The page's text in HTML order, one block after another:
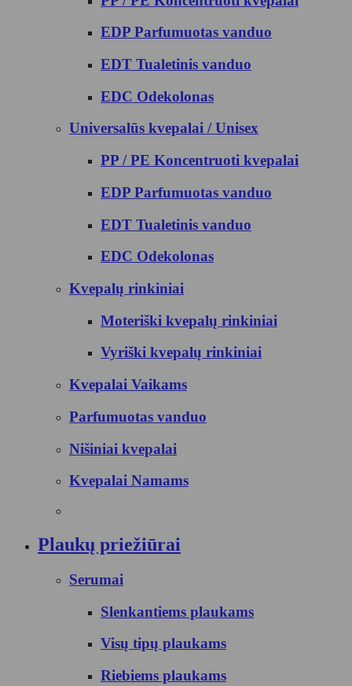
EDP Parfumuotas vanduo
EDT Tualetinis vanduo
EDC Odekolonas
Universalūs kvepalai / Unisex
PP / PE Koncentruoti kvepalai
EDP Parfumuotas vanduo
EDT Tualetinis vanduo
EDC Odekolonas
Kvepalų rinkiniai
Moteriški kvepalų rinkiniai
Vyriški kvepalų rinkiniai
Kvepalai Vaikams
Parfumuotas vanduo
Nišiniai kvepalai
Kvepalai Namams
Plaukų priežiūrai
Serumai
Slenkantiems plaukams
Visų tipų plaukams
Riebiems plaukams